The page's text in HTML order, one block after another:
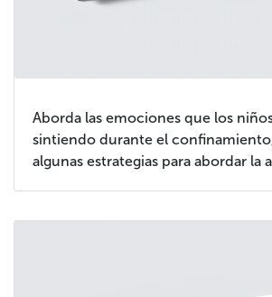
Aborda las emociones que los
sintiendo durante el
algunas estrategias para abordar la